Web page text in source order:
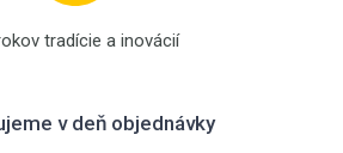
tradície a inovácií
v deň objednávky